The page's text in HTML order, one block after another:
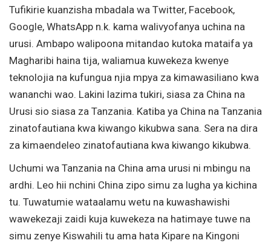
Tufikirie kuanzisha mbadala wa Twitter, Facebook,
Google, WhatsApp n.k. kama walivyofanya uchina na
urusi. Ambapo walipoona mitandao kutoka mataifa ya
Magharibi haina tija, waliamua kuwekeza kwenye
teknolojia na kufungua njia mpya za kimawasiliano kwa
wananchi wao. Lakini lazima tukiri, siasa za China na
Urusi sio siasa za Tanzania. Katiba ya China na Tanzania
zinatofautiana kwa kiwango kikubwa sana. Sera na dira
za kimaendeleo zinatofautiana kwa kiwango kikubwa.
Uchumi wa Tanzania na China ama urusi ni mbingu na
ardhi. Leo hii nchini China zipo simu za lugha ya kichina
tu. Tuwatumie wataalamu wetu na kuwashawishi
wawekezaji zaidi kuja kuwekeza na hatimaye tuwe na
simu zenye Kiswahili tu ama hata Kipare na Kingoni